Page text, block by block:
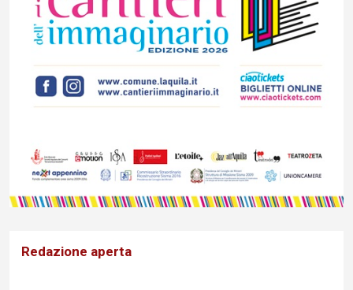
Redazione aperta